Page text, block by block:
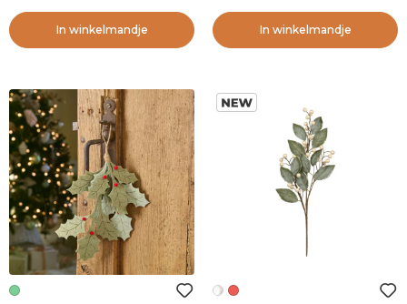
In winkelmandje In winkelmandje